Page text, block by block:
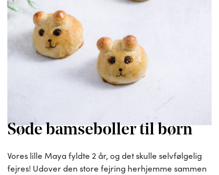
Søde bamseboller til børn
Vores lille Maya fyldte 2 år, og det skulle selvfølgelig
fejres! Udover den store fejring herhjemme sammen